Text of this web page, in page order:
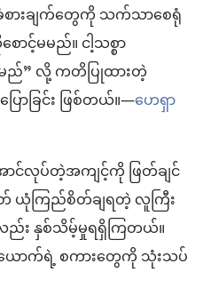
ားချက်တွေကို သက်သာစေရုံ
င့်မမည်။ ငါ့သစ္စာ
ည်” လို့ ကတိပြုထားတဲ့
ောခြင်း ဖြစ်တယ်။—ဟေရှာ
င်လုပ်တဲ့အကျင့်ကို ဖြတ်ချင်
ယုံကြည်စိတ်ချရတဲ့ လူကြီး
ည်း နှစ်သိမ့်မှုရရှိကြတယ်။
ာက်ရဲ့ စကားတွေကို သုံးသပ်